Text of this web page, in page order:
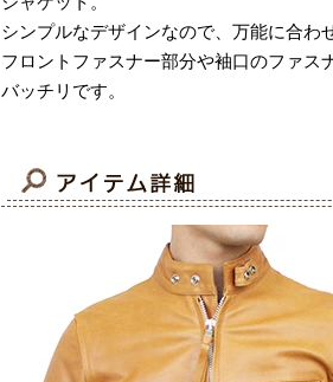
シンプルなデザインなので、万能に合わ
フロントファスナー部分や袖口のファス
バッチリです。